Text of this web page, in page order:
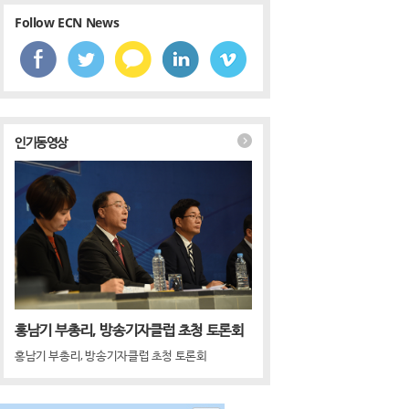
Follow ECN News
인기동영상
홍남기 부총리, 방송기자클럽 초청 토론회
홍남기 부총리, 방송기자클럽 초청 토론회